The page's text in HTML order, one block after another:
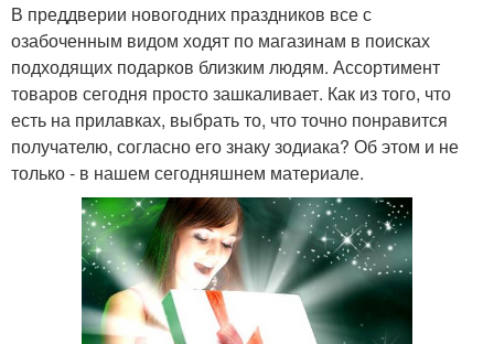
В преддверии новогодних праздников все с
озабоченным видом ходят по магазинам в поисках
подходящих подарков близким людям. Ассортимент
товаров сегодня просто зашкаливает. Как из того, что
есть на прилавках, выбрать то, что точно понравится
получателю, согласно его знаку зодиака? Об этом и не
только - в нашем сегодняшнем материале.